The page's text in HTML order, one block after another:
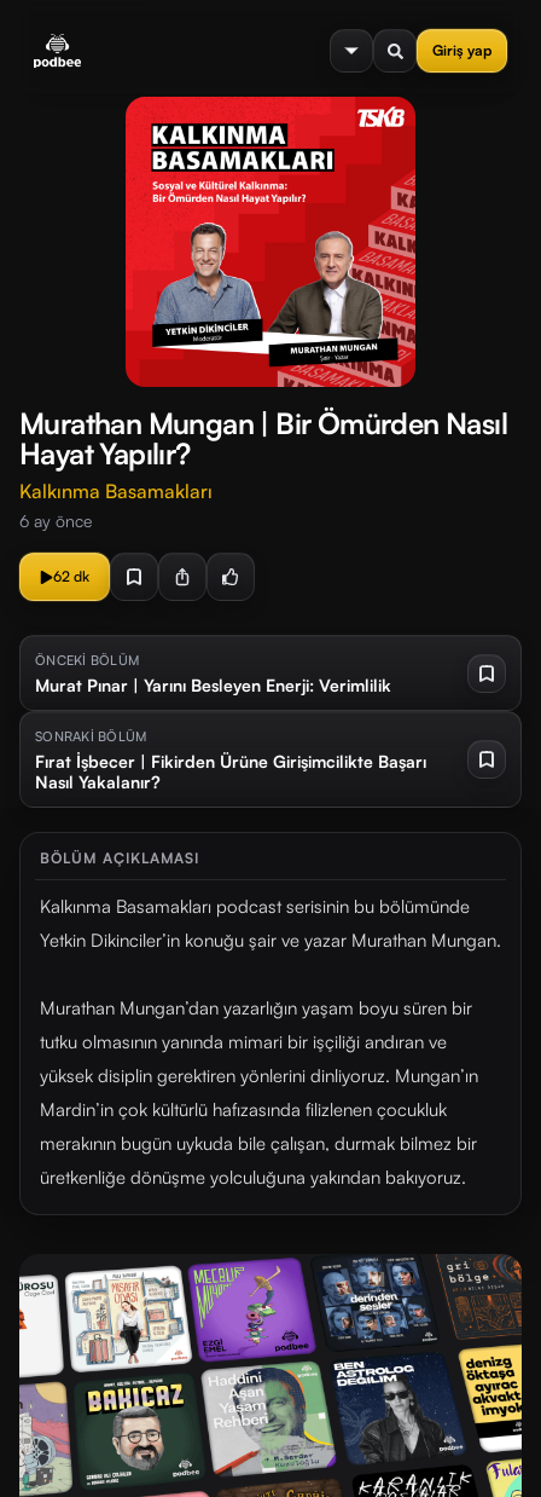
Giriş yap
menu
Murathan Mungan | Bir Ömürden Nasıl
Hayat Yapılır?
Kalkınma Basamakları
6 ay önce
62 dk
ÖNCEKİ BÖLÜM
Murat Pınar | Yarını Besleyen Enerji: Verimlilik
SONRAKİ BÖLÜM
Fırat İşbecer | Fikirden Ürüne Girişimcilikte Başarı
Nasıl Yakalanır?
BÖLÜM AÇIKLAMASI
Kalkınma Basamakları podcast serisinin bu bölümünde
Yetkin Dikinciler’in konuğu şair ve yazar Murathan Mungan.
Murathan Mungan’dan yazarlığın yaşam boyu süren bir
tutku olmasının yanında mimari bir işçiliği andıran ve
yüksek disiplin gerektiren yönlerini dinliyoruz. Mungan’ın
Mardin’in çok kültürlü hafızasında filizlenen çocukluk
merakının bugün uykuda bile çalışan, durmak bilmez bir
üretkenliğe dönüşme yolculuğuna yakından bakıyoruz.